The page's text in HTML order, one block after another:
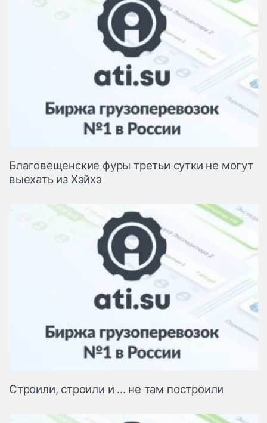
Благовещенские фуры третьи сутки не могут
выехать из Хэйхэ
Строили, строили и ... не там построили